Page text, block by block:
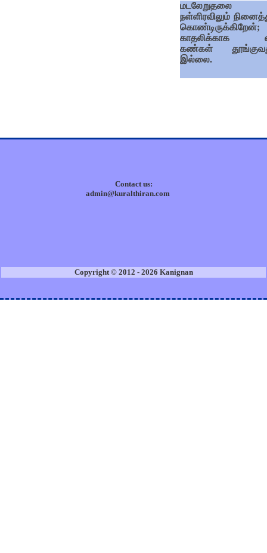
மடலேறுதலை
நள்ளிரவிலும்
கொண்டிருக்கிறேன்;
காதலிக்காக
கண்கள்
இல்லை.
Contact us:
admin@kuralthiran.com
Copyright © 2012 - 2026 Kanignan